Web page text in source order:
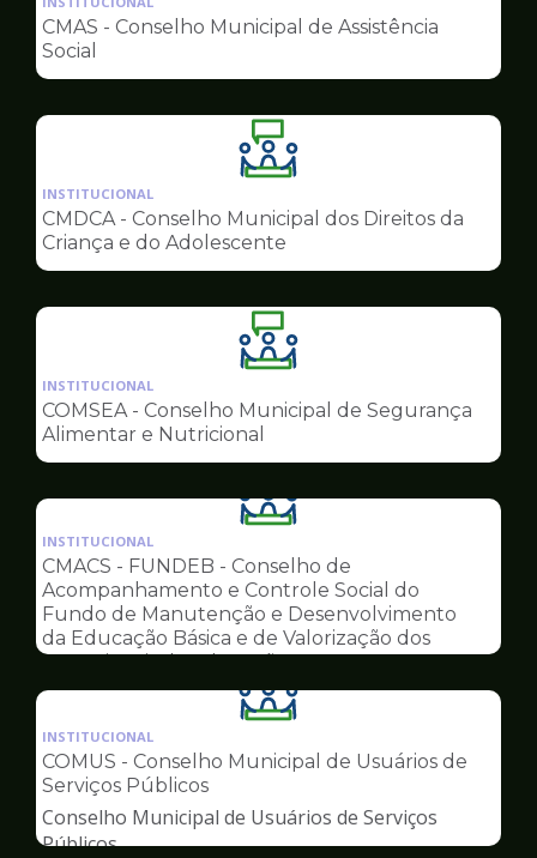
pagina
Conselhos
CMAS - Conselho Municipal de Assistência
Social
Ilustração
da
pagina
de
Conselhos
INSTITUCIONAL
CMDCA - Conselho Municipal dos Direitos da
Criança e do Adolescente
Ilustração
da
pagina
Conselhos
INSTITUCIONAL
COMSEA - Conselho Municipal de Segurança
Alimentar e Nutricional
Ilustração
da
pagina
de
Conselhos
INSTITUCIONAL
CMACS - FUNDEB - Conselho de
Acompanhamento e Controle Social do
Fundo de Manutenção e Desenvolvimento
da Educação Básica e de Valorização dos
Profissionais da Educação
Ilustração
da
pagina
Conselhos
INSTITUCIONAL
COMUS - Conselho Municipal de Usuários de
Serviços Públicos
Conselho Municipal de Usuários de Serviços
Públicos